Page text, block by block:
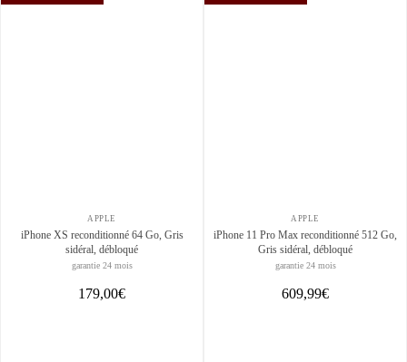
APPLE
iPhone XS reconditionné 64 Go, Gris
sidéral, débloqué
garantie 24 mois
179,00€
APPLE
iPhone 11 Pro Max reconditionné 512 Go,
Gris sidéral, débloqué
garantie 24 mois
609,99€